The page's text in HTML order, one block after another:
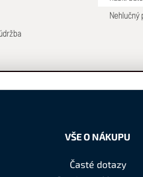
VŠE O NÁKUPU
Časté dotazy